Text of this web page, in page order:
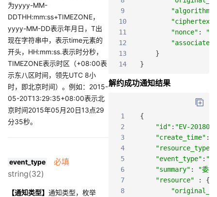
为yyyy-MM-
DDTHH:mm:ss+TIMEZONE，
yyyy-MM-DD表示年月日，T出
现在字符串中，表示time元素的
开头，HH:mm:ss.表示时分秒，
TIMEZONE表示时区（+08:00表
示东八区时间，领先UTC 8小
时，即北京时间）。例如：2015-
05-20T13:29:35+08:00表示北
京时间2015年05月20日13点29
分35秒。
event_type
必填
string(32)
【通知类型】 通知类型，枚举
9
"algorithm"
10
"ciphertext"
11
"nonce" :
12
13
}
14
}
解约成功通知结果
1
{
2
"id" : "EV-
3
"create_time" :
4
"resource_type"
5
"event_type" :
6
"summary" :
"委
7
"resource" :
{
8